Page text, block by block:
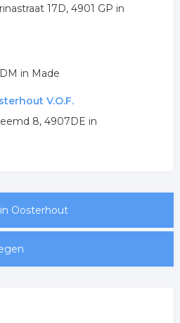
17D, 4901 GP in
in Made
V.O.F.
8, 4907DE in
Oosterhout